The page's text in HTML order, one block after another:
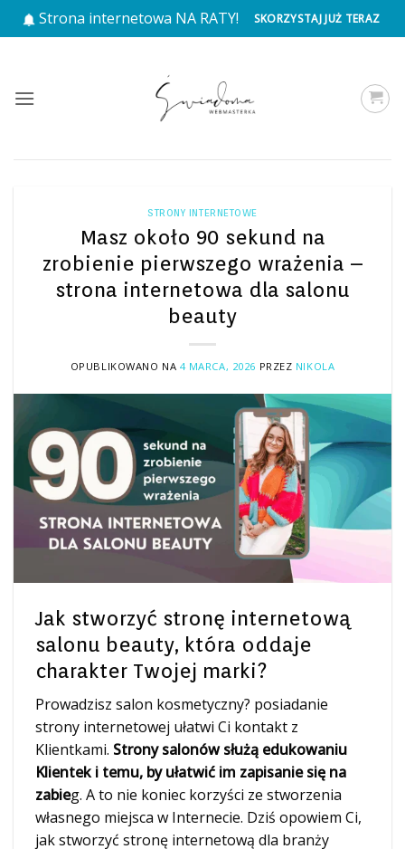
Przewiń
do
Strona internetowa NA RATY! SKORZYSTAJ JUŻ TERAZ
STRONY INTERNETOWE
Masz około 90 sekund na
zrobienie pierwszego wrażenia –
strona internetowa dla salonu
beauty
OPUBLIKOWANO NA 4 MARCA, 2026 PRZEZ NIKOLA
Jak stworzyć stronę internetową
salonu beauty, która oddaje
charakter Twojej marki?
Prowadzisz salon kosmetyczny? posiadanie
strony internetowej ułatwi Ci kontakt z
Klientkami. Strony salonów służą edukowaniu
Klientek i temu, by ułatwić im zapisanie się na
zabieg. A to nie koniec korzyści ze stworzenia
własnego miejsca w Internecie. Dziś opowiem Ci,
jak stworzyć stronę internetową dla branży